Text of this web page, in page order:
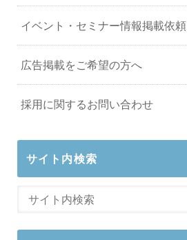
イベント・セミナー情報掲載依頼
広告掲載をご希望の方へ
採用に関するお問い合わせ
サイト内検索